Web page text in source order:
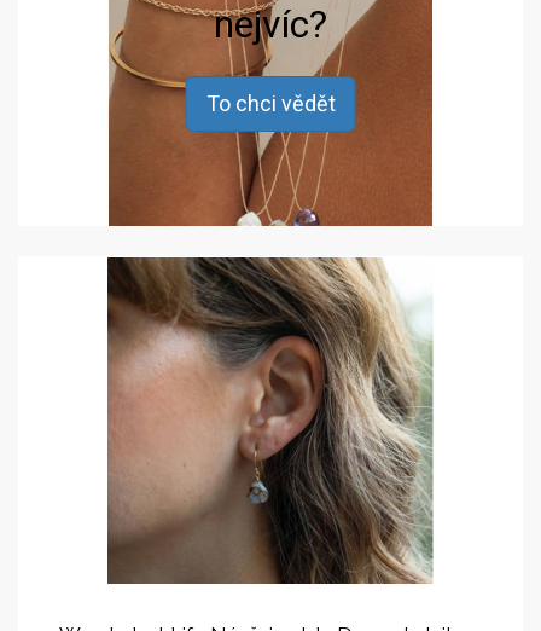
nejvíc?
To chci vědět